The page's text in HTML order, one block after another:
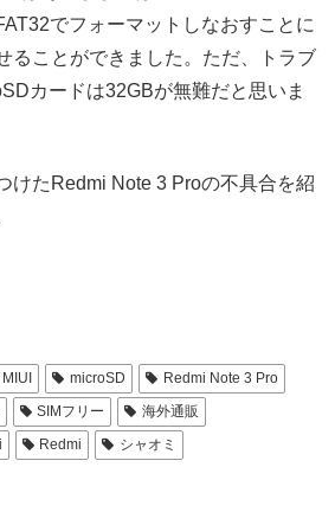
でフォーマットしなおすことに
ることができました。ただ、トラブ
カードは32GBが無難だと思いま
けたRedmi Note 3 Proの不具合を紹
MIUI microSD
Redmi Note 3 Pro
SIMフリー
海外通販
Redmi シャオミ